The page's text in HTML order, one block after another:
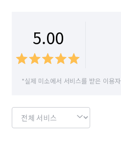
5.00
*실제 미소에서 서비스를 받은 이용